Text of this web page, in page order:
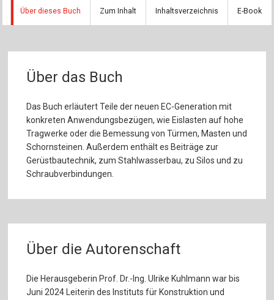
Über dieses Buch Zum Inhalt Inhaltsverzeichnis E-Book
Über das Buch
Das Buch erläutert Teile der neuen EC-Generation mit
konkreten Anwendungsbezügen, wie Eislasten auf hohe
Tragwerke oder die Bemessung von Türmen, Masten und
Schornsteinen. Außerdem enthält es Beiträge zur
Gerüstbautechnik, zum Stahlwasserbau, zu Silos und zu
Schraubverbindungen.
Über die Autorenschaft
Die Herausgeberin Prof. Dr.-Ing. Ulrike Kuhlmann war bis
Juni 2024 Leiterin des Instituts für Konstruktion und